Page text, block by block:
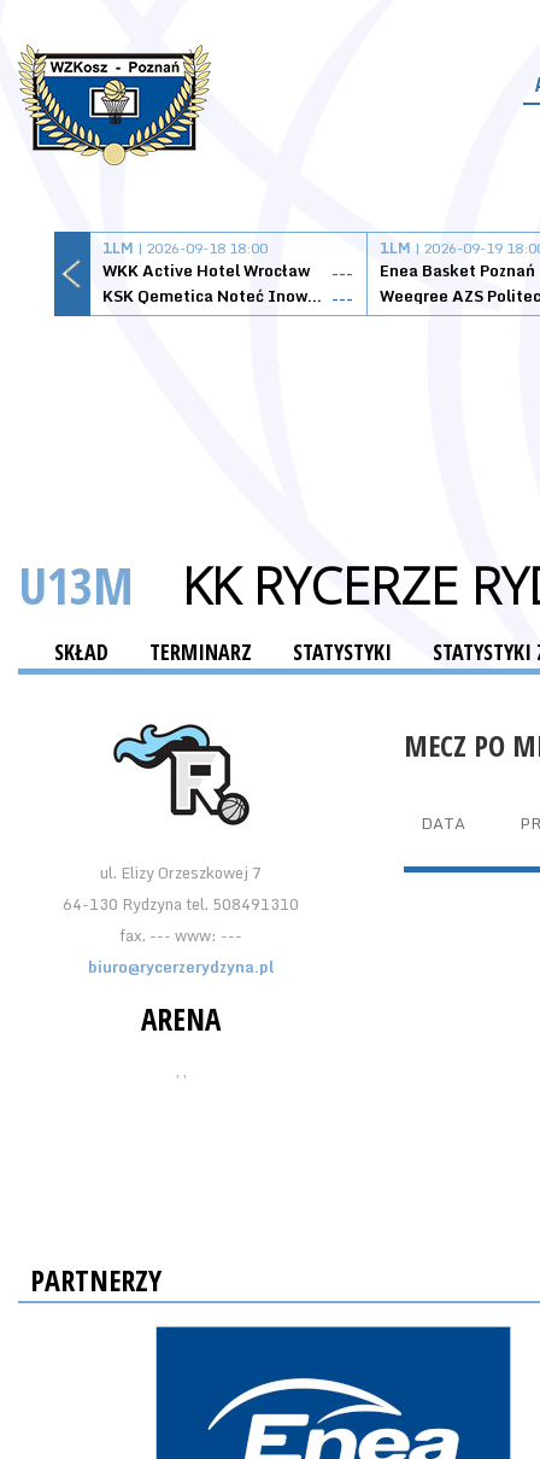
1LM | 2026-09-18 18:00
WKK Active Hotel Wrocław
---
KSK Qemetica Noteć Inowrocław ---
1LM | 2026-09-19
Enea Basket Poznań
U13M KK RYCERZE
SKŁAD TERMINARZ STATYSTYKI
ul. Elizy Orzeszkowej 7
64-130 Rydzyna tel. 508491310
fax. --- www: ---
biuro@rycerzerydzyna.pl
ARENA
, ,
MECZ PO
DATA
PARTNERZY